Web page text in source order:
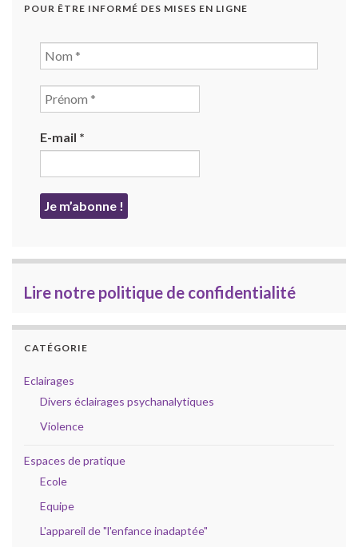
POUR ÊTRE INFORMÉ DES MISES EN LIGNE
E-mail *
Lire notre politique de confidentialité
CATÉGORIE
Eclairages
Divers éclairages psychanalytiques
Violence
Espaces de pratique
Ecole
Equipe
L'appareil de "l'enfance inadaptée"